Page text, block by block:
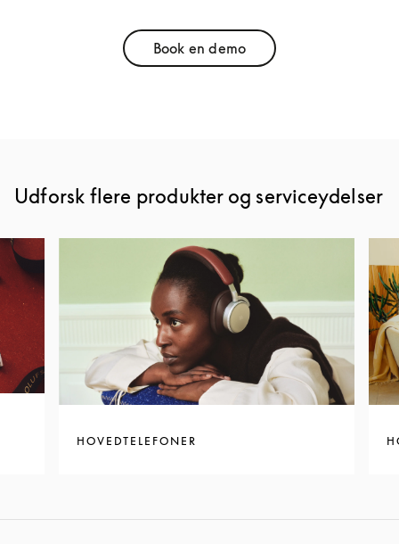
Book en demoLink Opens in New Tab
Udforsk flere produkter og serviceydelser
HOVEDTELEFONER